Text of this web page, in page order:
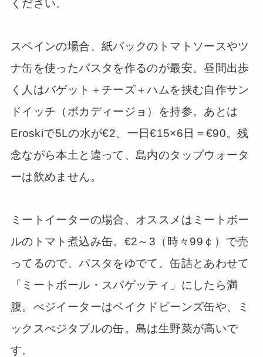
ください。
スペインの場合、紙パックのトマトソースやツ
ナ缶を使ったパスタを作るのが最安。昼間出歩
く人はバゲット＋チーズ＋ハムを挟む自作サン
ドイッチ（ボカディージョ）を持参。あとは
Eroskiで5Lの水が€2、一日€15×6日＝€90。残
念ながら本土と違って、島内のタップウォータ
ーは飲めません。
ミートイーターの場合、オススメはミートボー
ルのトマト煮込み缶。€2～3（時々99￠）で売
ってるので、パスタをゆでて、缶詰とあわせて
「ミートボール・スパゲッティ」にしたら満
腹。べジイーターはベイクドビーンズ缶や、ミ
ックスべジタブルの缶。島は生野菜が高いで
す。